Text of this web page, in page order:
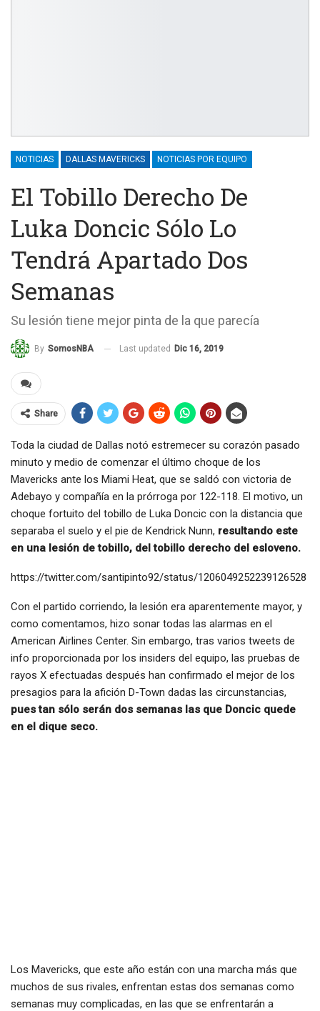
NOTICIAS DALLAS MAVERICKS NOTICIAS POR EQUIPO
El Tobillo Derecho De
Luka Doncic Sólo Lo
Tendrá Apartado Dos
Semanas
Su lesión tiene mejor pinta de la que parecía
By SomosNBA Last updated Dic 16, 2019
Share
Toda la ciudad de Dallas notó estremecer su corazón pasado
minuto y medio de comenzar el último choque de los
Mavericks ante los Miami Heat, que se saldó con victoria de
Adebayo y compañía en la prórroga por 122-118. El motivo, un
choque fortuito del tobillo de Luka Doncic con la distancia que
separaba el suelo y el pie de Kendrick Nunn, resultando este
en una lesión de tobillo, del tobillo derecho del esloveno.
https://twitter.com/santipinto92/status/1206049252239126528
Con el partido corriendo, la lesión era aparentemente mayor, y
como comentamos, hizo sonar todas las alarmas en el
American Airlines Center. Sin embargo, tras varios tweets de
info proporcionada por los insiders del equipo, las pruebas de
rayos X efectuadas después han confirmado el mejor de los
presagios para la afición D-Town dadas las circunstancias,
pues tan sólo serán dos semanas las que Doncic quede
en el dique seco.
Los Mavericks, que este año están con una marcha más que
muchos de sus rivales, enfrentan estas dos semanas como
semanas muy complicadas, en las que se enfrentarán a